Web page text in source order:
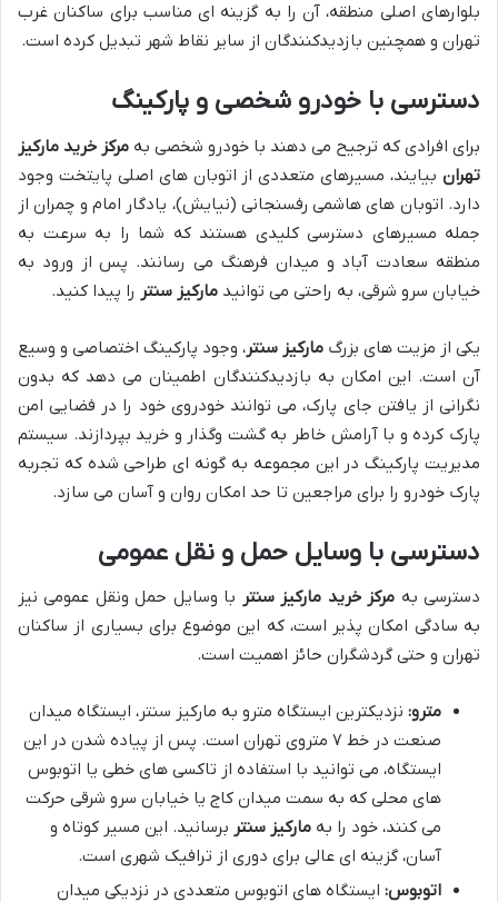
بلوارهای اصلی منطقه، آن را به گزینه ای مناسب برای ساکنان غرب
تهران و همچنین بازدیدکنندگان از سایر نقاط شهر تبدیل کرده است.
دسترسی با خودرو شخصی و پارکینگ
برای افرادی که ترجیح می دهند با خودرو شخصی به مرکز خرید مارکیز
تهران بیایند، مسیرهای متعددی از اتوبان های اصلی پایتخت وجود
دارد. اتوبان های هاشمی رفسنجانی (نیایش)، یادگار امام و چمران از
جمله مسیرهای دسترسی کلیدی هستند که شما را به سرعت به
منطقه سعادت آباد و میدان فرهنگ می رسانند. پس از ورود به
خیابان سرو شرقی، به راحتی می توانید مارکیز سنتر را پیدا کنید.
یکی از مزیت های بزرگ مارکیز سنتر، وجود پارکینگ اختصاصی و وسیع
آن است. این امکان به بازدیدکنندگان اطمینان می دهد که بدون
نگرانی از یافتن جای پارک، می توانند خودروی خود را در فضایی امن
پارک کرده و با آرامش خاطر به گشت وگذار و خرید بپردازند. سیستم
مدیریت پارکینگ در این مجموعه به گونه ای طراحی شده که تجربه
پارک خودرو را برای مراجعین تا حد امکان روان و آسان می سازد.
دسترسی با وسایل حمل و نقل عمومی
دسترسی به مرکز خرید مارکیز سنتر با وسایل حمل ونقل عمومی نیز
به سادگی امکان پذیر است، که این موضوع برای بسیاری از ساکنان
تهران و حتی گردشگران حائز اهمیت است.
مترو: نزدیکترین ایستگاه مترو به مارکیز سنتر، ایستگاه میدان
صنعت در خط ۷ متروی تهران است. پس از پیاده شدن در این
ایستگاه، می توانید با استفاده از تاکسی های خطی یا اتوبوس
های محلی که به سمت میدان کاج یا خیابان سرو شرقی حرکت
می کنند، خود را به مارکیز سنتر برسانید. این مسیر کوتاه و
آسان، گزینه ای عالی برای دوری از ترافیک شهری است.
اتوبوس: ایستگاه های اتوبوس متعددی در نزدیکی میدان